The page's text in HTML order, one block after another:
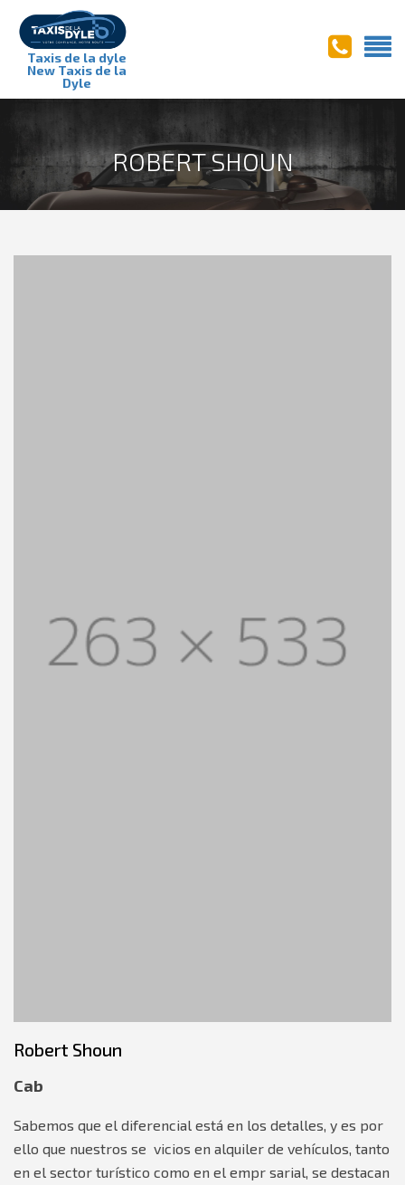
Taxis de la dyle
New Taxis de la
Dyle
ROBERT SHOUN
Robert Shoun
Cab
Sabemos que el diferencial está en los detalles, y es por
ello que nuestros se vicios en alquiler de vehículos, tanto
en el sector turístico como en el empr sarial, se destacan